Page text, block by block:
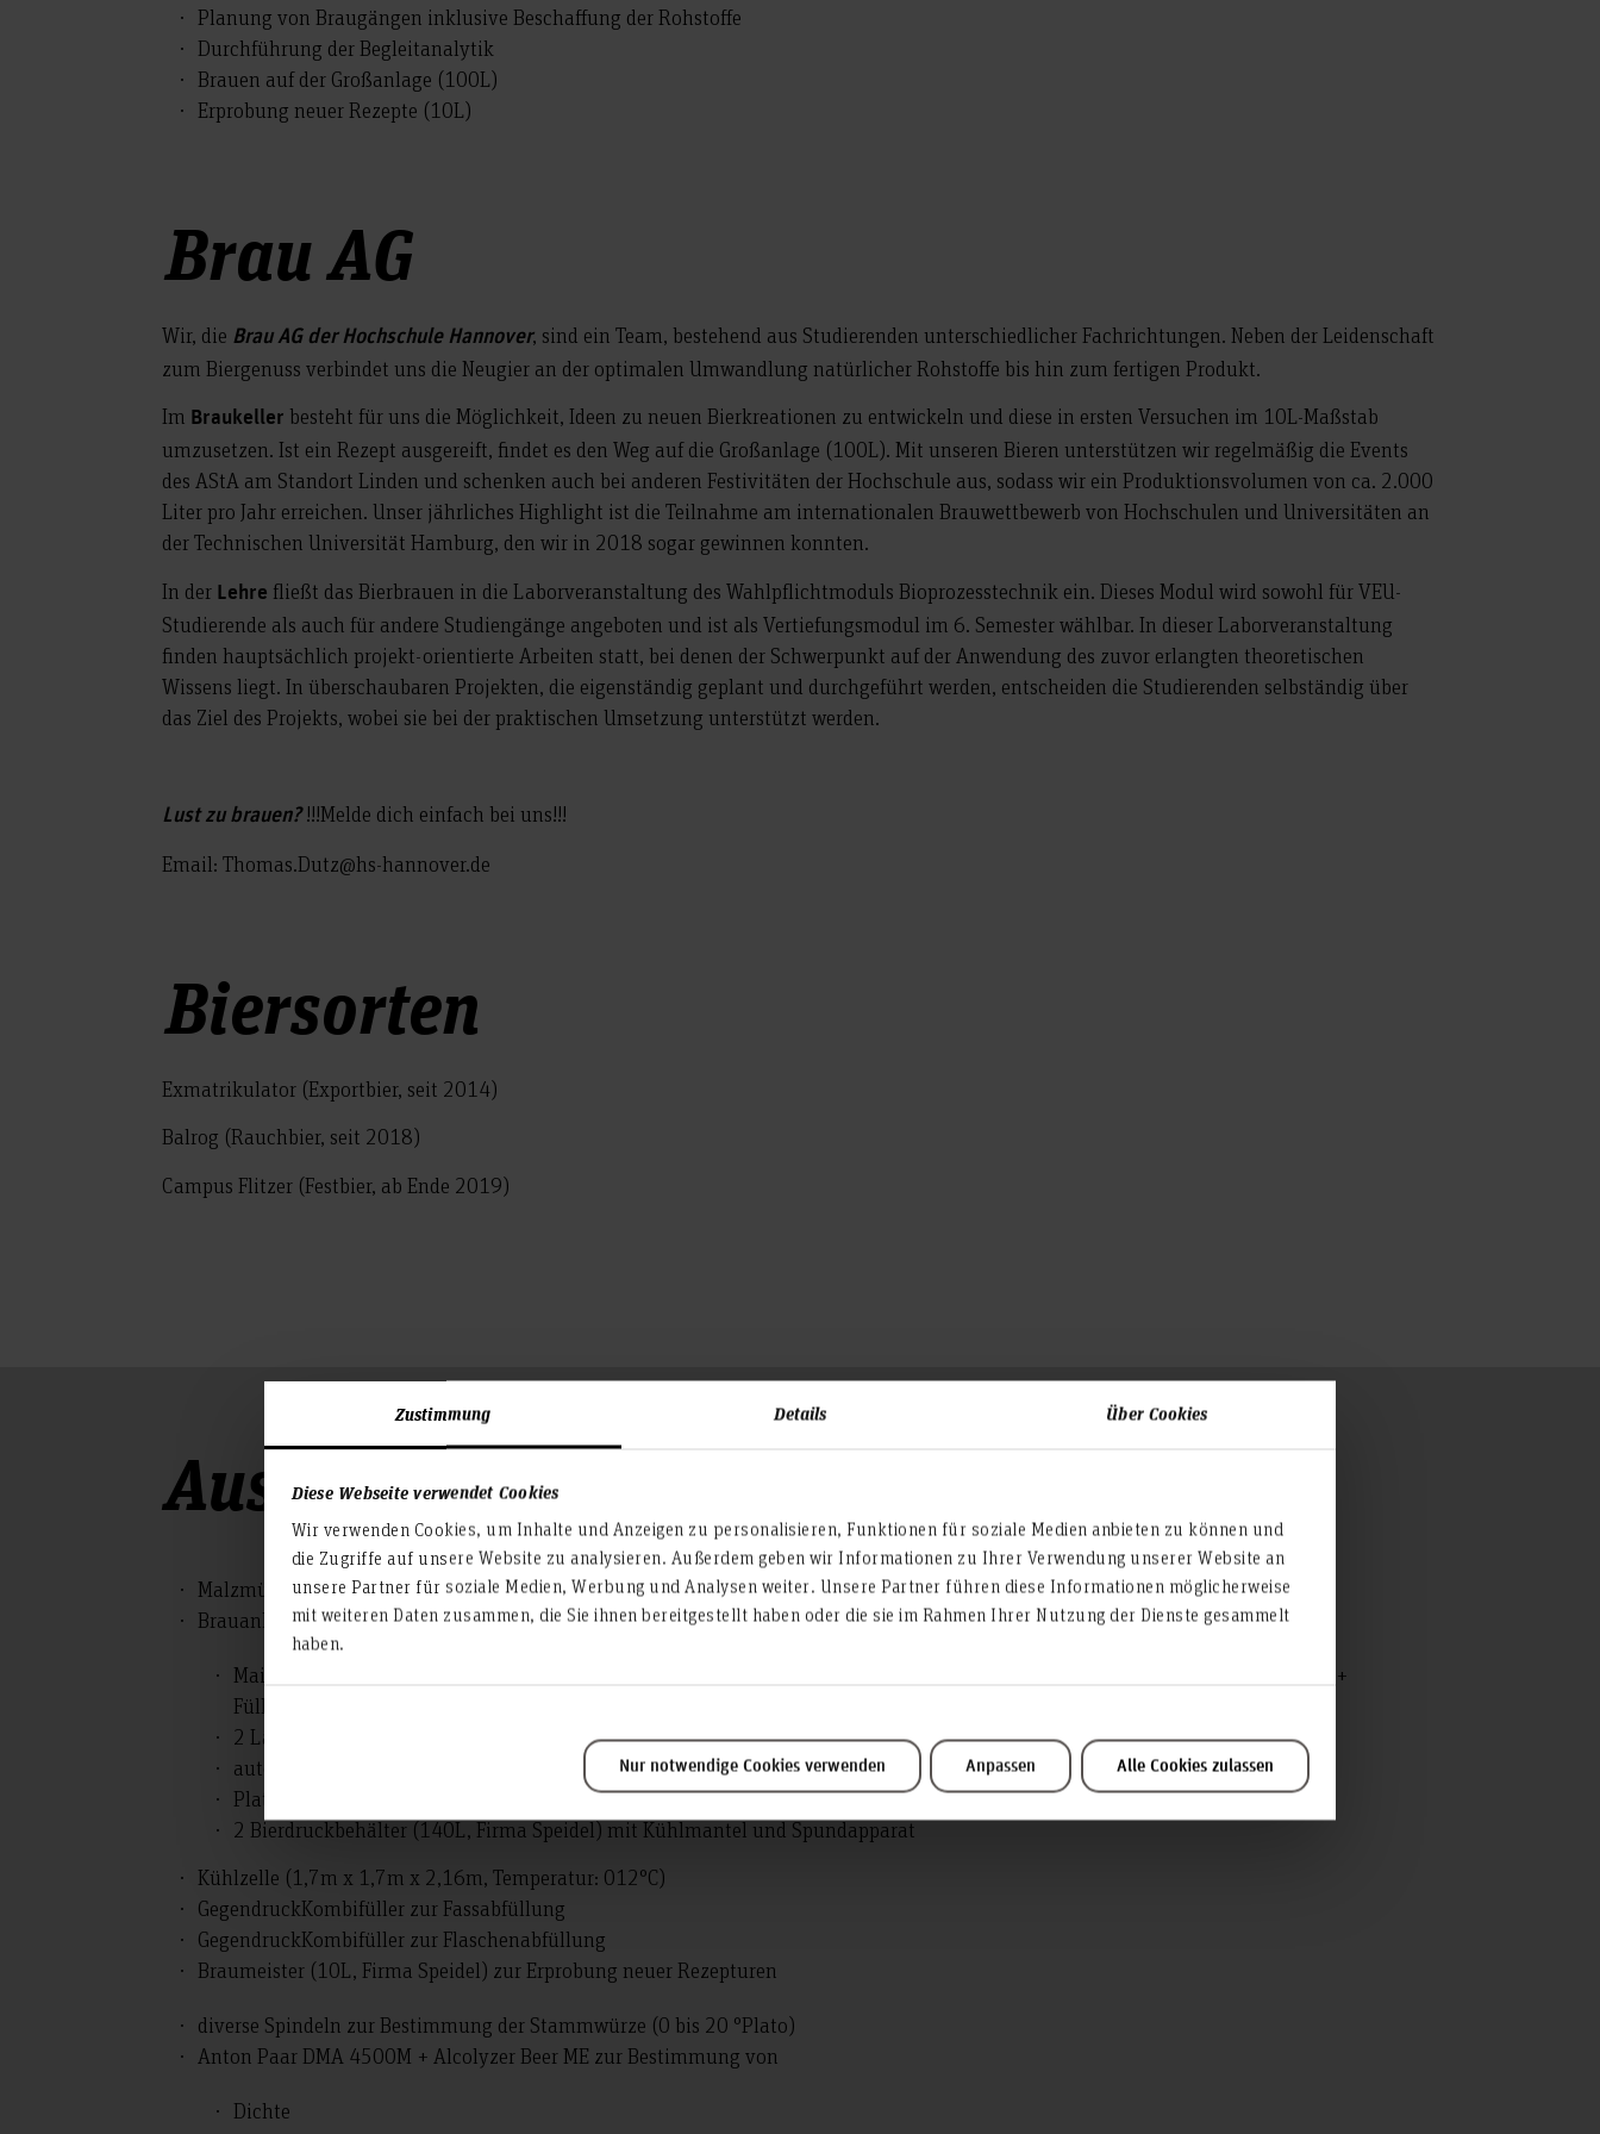
Zustimmung Details Über Cookies
Diese Webseite verwendet Cookies
Wir verwenden Cookies, um Inhalte und Anzeigen zu personalisieren, Funktionen für soziale Medien anbieten zu können und
die Zugriffe auf unsere Website zu analysieren. Außerdem geben wir Informationen zu Ihrer Verwendung unserer Website an
unsere Partner für soziale Medien, Werbung und Analysen weiter. Unsere Partner führen diese Informationen möglicherweise
mit weiteren Daten zusammen, die Sie ihnen bereitgestellt haben oder die sie im Rahmen Ihrer Nutzung der Dienste gesammelt
haben.
Nur notwendige Cookies verwenden Anpassen Alle Cookies zulassen
Planung von Braugängen inklusive Beschaffung der Rohstoffe
Durchführung der Begleitanalytik
Brauen auf der Großanlage (100L)
Erprobung neuer Rezepte (10L)
Brau AG
Wir, die Brau AG der Hochschule Hannover, sind ein Team, bestehend aus Studierenden unterschiedlicher Fachrichtungen. Neben der Leidenschaft
zum Biergenuss verbindet uns die Neugier an der optimalen Umwandlung natürlicher Rohstoffe bis hin zum fertigen Produkt.
Im Braukeller besteht für uns die Möglichkeit, Ideen zu neuen Bierkreationen zu entwickeln und diese in ersten Versuchen im 10L-Maßstab
umzusetzen. Ist ein Rezept ausgereift, findet es den Weg auf die Großanlage (100L). Mit unseren Bieren unterstützen wir regelmäßig die Events
des AStA am Standort Linden und schenken auch bei anderen Festivitäten der Hochschule aus, sodass wir ein Produktionsvolumen von ca. 2.000
Liter pro Jahr erreichen. Unser jährliches Highlight ist die Teilnahme am internationalen Brauwettbewerb von Hochschulen und Universitäten an
der Technischen Universität Hamburg, den wir in 2018 sogar gewinnen konnten.
In der Lehre fließt das Bierbrauen in die Laborveranstaltung des Wahlpflichtmoduls Bioprozesstechnik ein. Dieses Modul wird sowohl für VEU-
Studierende als auch für andere Studiengänge angeboten und ist als Vertiefungsmodul im 6. Semester wählbar. In dieser Laborveranstaltung
finden hauptsächlich projekt-orientierte Arbeiten statt, bei denen der Schwerpunkt auf der Anwendung des zuvor erlangten theoretischen
Wissens liegt. In überschaubaren Projekten, die eigenständig geplant und durchgeführt werden, entscheiden die Studierenden selbständig über
das Ziel des Projekts, wobei sie bei der praktischen Umsetzung unterstützt werden.
Lust zu brauen?!!!Melde dich einfach bei uns!!!
Email: Thomas.Dutz@hs-hannover.de
Biersorten
Exmatrikulator (Exportbier, seit 2014)
Balrog (Rauchbier, seit 2018)
Campus Flitzer (Festbier, ab Ende 2019)
Ausstattung
Malzmühle (60kg/h)
Brauanlage (Firma fsm) bestehend aus
Maische- / Sudbehälter (110L) mit elektrischer Mantelheizung (6kW), Deckel mit Rührwerk, PT100-Kombifühler (Temperatur +
Füllstand)
2 Läuter- / Gärbehälter (130L) mit Kühlmantel, zwei entnehmbare Läutersiebe und Deckel
automatische Steuerungseinheit
Plattenwärmeübertrager (1000L/h)
2 Bierdruckbehälter (140L, Firma Speidel) mit Kühlmantel und Spundapparat
Kühlzelle (1,7m x 1,7m x 2,16m, Temperatur: 012°C)
GegendruckKombifüller zur Fassabfüllung
GegendruckKombifüller zur Flaschenabfüllung
Braumeister (10L, Firma Speidel) zur Erprobung neuer Rezepturen
diverse Spindeln zur Bestimmung der Stammwürze (0 bis 20 °Plato)
Anton Paar DMA 4500M + Alcolyzer Beer ME zur Bestimmung von
Dichte